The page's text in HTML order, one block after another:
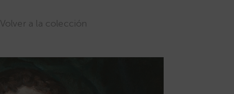
Volver a la colección